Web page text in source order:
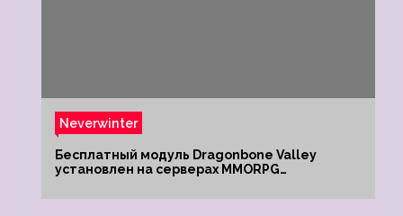
Neverwinter
Бесплатный модуль Dragonbone Valley
установлен на серверах MMORPG